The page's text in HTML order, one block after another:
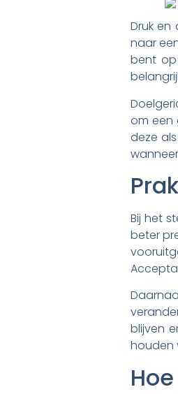
Druk en
naar
bent op
om een
deze
Bij het
beter
blijven
houden